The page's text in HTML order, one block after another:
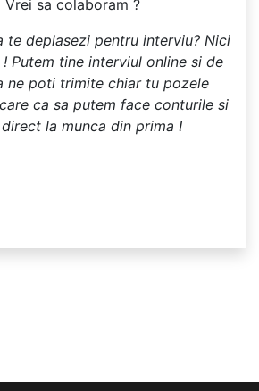
Vrei sa colaboram ?
te deplasezi pentru interviu? Nici
Putem tine interviul online si de
ne poti trimite chiar tu pozele
ca sa putem face conturile si
la munca din prima !